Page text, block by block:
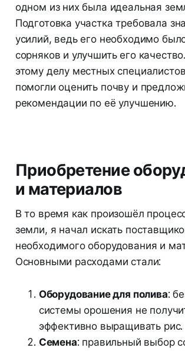
одном из них была идеальная
Подготовка участка требовала
усилий, ведь его необходимо
сорняков и улучшить его
этому делу местных
помогли оценить почву и
рекомендации по её улучшению.
Приобретение
и материалов
В то время как произошёл
земли, я начал искать
необходимого оборудования и
Основными расходами стали:
Оборудование для полива:
системы орошения не
эффективно выращивать рис.
Семена: правильный выбор